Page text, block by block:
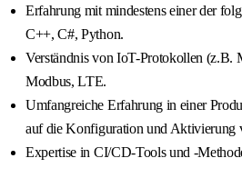
Erfahrung mit mindestens einer der
C++, C#, Python.
Verständnis von IoT-Protokollen (z.B.
Modbus, LTE.
Umfangreiche Erfahrung in einer
auf die Konfiguration und Aktivierung
Expertise in CI/CD-Tools und -